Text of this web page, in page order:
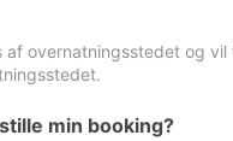
overnatningsstedet og
min booking?